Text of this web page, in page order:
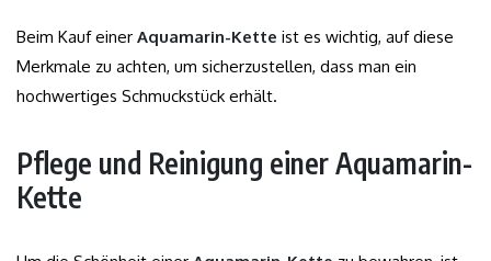
Beim Kauf einer Aquamarin-Kette ist es wichtig, auf diese
Merkmale zu achten, um sicherzustellen, dass man ein
hochwertiges Schmuckstück erhält.
Pflege und Reinigung einer Aquamarin-
Kette